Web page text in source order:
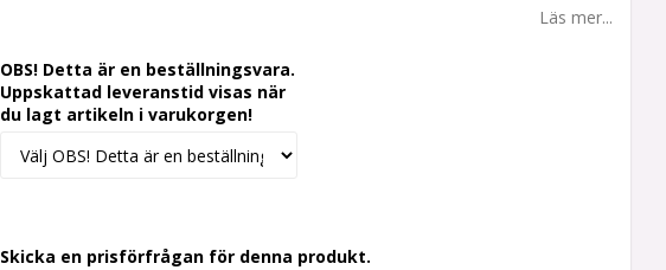
Läs mer...
OBS! Detta är en beställningsvara.
Uppskattad leveranstid visas när
du lagt artikeln i varukorgen!
Skicka en prisförfrågan för denna produkt.